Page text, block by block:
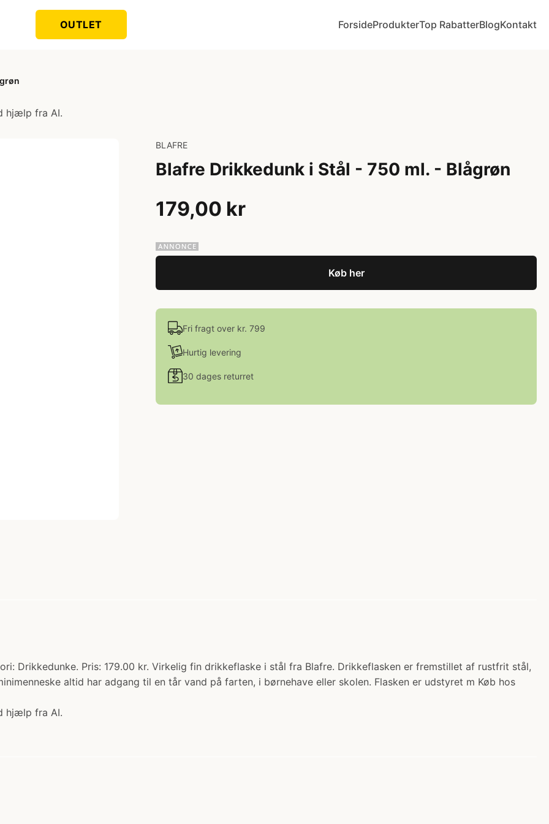
OUTLET ForsideProdukterTop RabatterBlogKontakt
hjælp fra AI.
BLAFRE
Blafre Drikkedunk i Stål - 750 ml. - Blågrøn
179,00 kr
Køb her
Fri fragt over kr. 799
Hurtig levering
30 dages returret
Drikkedunke. Pris: 179.00 kr. Virkelig fin drikkeflaske i stål fra Blafre. Drikkeflasken er fremstillet af rustfrit stål,
altid har adgang til en tår vand på farten, i børnehave eller skolen. Flasken er udstyret m Køb hos
hjælp fra AI.